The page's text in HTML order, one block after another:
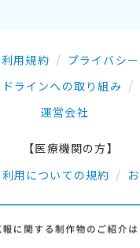
用規約
プライバシ
ラインへの取り組み
運営会社
【医療機関の方】
用についての規約